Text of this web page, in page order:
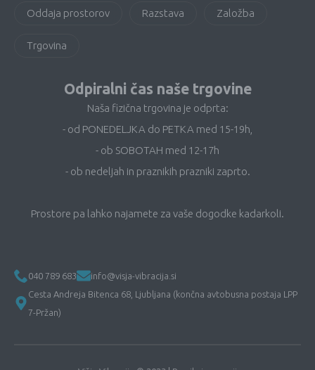
Oddaja prostorov Razstava Založba
Trgovina
Odpiralni čas naše trgovine
Naša fizična trgovina je odprta:
- od PONEDELJKA do PETKA med 15-19h,
- ob SOBOTAH med 12-17h
- ob nedeljah in praznikih prazniki zaprto.
Prostore pa lahko najamete za vaše dogodke kadarkoli.
040 789 683
info@visja-vibracija.si
Cesta Andreja Bitenca 68, Ljubljana (končna avtobusna postaja LPP
7-Pržan)